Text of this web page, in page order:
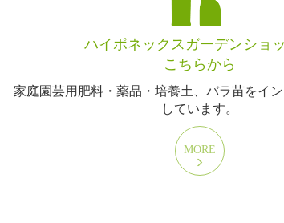
ハイポネックスガーデンショ
こちらから
家庭園芸用肥料・薬品・培養土、バラ苗をイ
しています。
MORE